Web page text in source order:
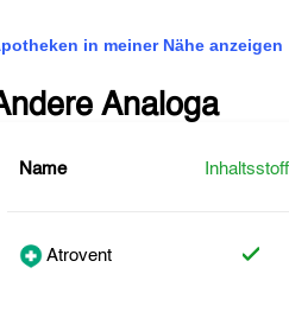
in meiner Nähe anzeigen
Analoga
Name
Atrovent